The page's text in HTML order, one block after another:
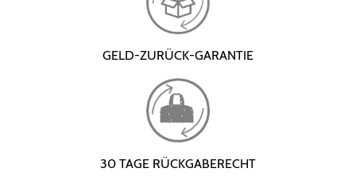
GELD-ZURÜCK-GARANTIE
30 TAGE RÜCKGABERECHT